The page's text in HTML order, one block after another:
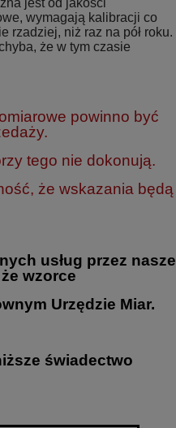
jest od jakości
wymagają kalibracji co
rzadziej, niż raz na pół roku.
że w tym czasie
powinno być
tego nie dokonują.
że wskazania będą
usług przez nasze
wzorce
Urzędzie Miar.
świadectwo